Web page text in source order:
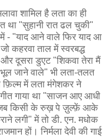
शामिल है लता का ही
था "सुहानी रात ढल चुकी"
- "याद आने वाले फिर याद आ
कहरवा ताल में स्वरबद्ध
दूसरा डुएट "शिकवा तेरा मैं
जाने वाले" भी लता-तलत
फ़िल्म में लता मंगेशकर ने
गाया था "साजन आए आधी
किसी के रुख़ पे ज़ुल्फ़ें आके
लगी" में तो डी. एन. मधोक
हों। निर्मला देवी की गाई